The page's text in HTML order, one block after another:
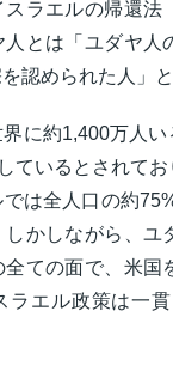
スラエルの帰還
とは「ユダヤ人
認められた人」
に約1,400万人
ているとされて
では全人口の約
しかしながら、
ての面で、米国
ラエル政策は一